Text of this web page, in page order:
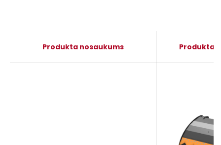
Produkta nosaukums Produkta